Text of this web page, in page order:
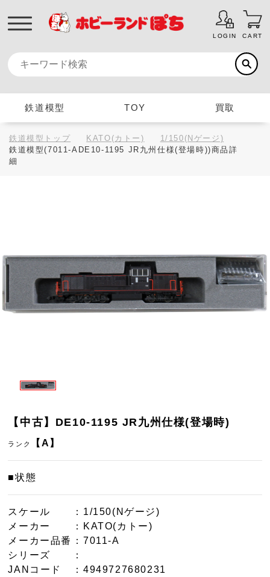
LOGIN CART
鉄道模型 TOY 買取
鉄道模型トップ KATO(カトー)
1/150(Nゲージ)
鉄道模型(7011-ADE10-1195 JR九州仕様(登場時))商品詳
細
【中古】DE10-1195 JR九州仕様(登場時)
ランク 【A】
■状態
スケール
：1/150(Nゲージ)
メーカー
：KATO(カトー)
メーカー品番
：7011-A
シリーズ
：
JANコード
：4949727680231